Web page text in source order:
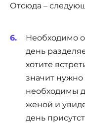
Отсюда –
Необходимо
день
хотите
значит нужно
необходимы
женой и
день